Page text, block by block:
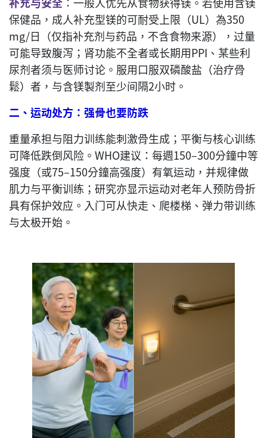
保健品，成人补充型镁的可耐受上限（UL）為350
mg/日（仅指补充剂与药品，不含食物来源），过量
可能导致腹泻；肾功能不全者或长期用PPI、某些利
尿剂者须与医师讨论。服用口服双磷酸盐（治疗骨
鬆）者，与含镁製剂至少间隔2小时。
二、运动处方：强骨也要防跌
重量承担与阻力训练能刺激骨生成；平衡与核心训练
可降低跌倒风险。WHO建议：每週150–300分鐘中等
强度（或75–150分鐘高强度）有氧运动，并规律做
肌力与平衡训练；研究亦显示运动对老年人预防骨折
具有保护效应。入门可从快走、爬楼梯、弹力带训练
与太极开始。